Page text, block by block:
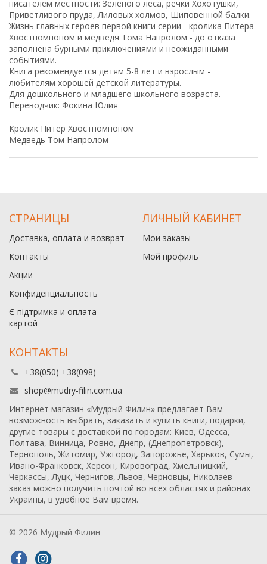
писателем местности: Зелёного леса, речки Хохотушки,
Приветливого пруда, Лиловых холмов, Шиповенной балки.
Жизнь главных героев первой книги серии - кролика Питера
Хвостпомпоном и медведя Тома Напролом - до отказа
заполнена бурными приключениями и неожиданными
событиями.
Книга рекомендуется детям 5-8 лет и взрослым -
любителям хорошей детской литературы.
Для дошкольного и младшего школьного возраста.
Переводчик: Фокина Юлия
Кролик Питер Хвостпомпоном
Медведь Том Напролом
СТРАНИЦЫ
Доставка, оплата и возврат
Контакты
Акции
Конфиденциальность
Є-підтримка и оплата
картой
ЛИЧНЫЙ КАБИНЕТ
Мои заказы
Мой профиль
КОНТАКТЫ
+38(050) +38(098)
shop@mudry-filin.com.ua
Интернет магазин «Мудрый Филин» предлагает Вам
возможность выбрать, заказать и купить книги, подарки,
другие товары с доставкой по городам: Киев, Одесса,
Полтава, Винница, Ровно, Днепр, (Днепропетровск),
Тернополь, Житомир, Ужгород, Запорожье, Харьков, Сумы,
Ивано-Франковск, Херсон, Кировоград, Хмельницкий,
Черкассы, Луцк, Чернигов, Львов, Черновцы, Николаев -
заказ можно получить почтой во всех областях и районах
Украины, в удобное Вам время.
© 2026 Мудрый Филин